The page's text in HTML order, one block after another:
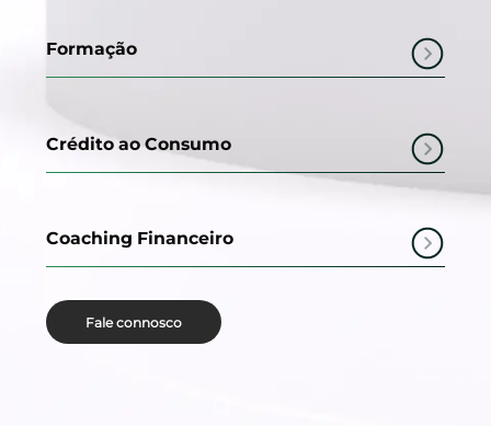
Formação
Crédito ao Consumo
Coaching Financeiro
Fale connosco